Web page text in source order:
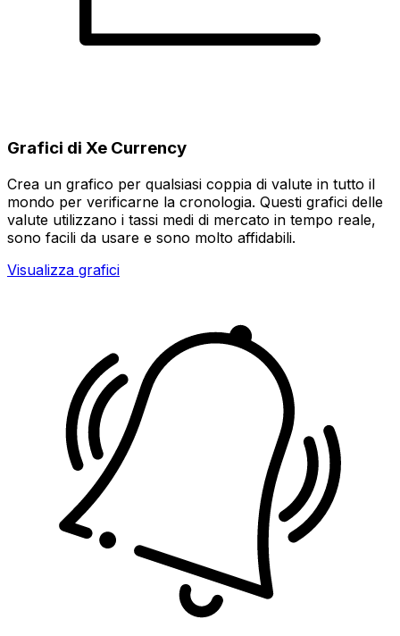
Grafici di Xe Currency
Crea un grafico per qualsiasi coppia di valute in tutto il
mondo per verificarne la cronologia. Questi grafici delle
valute utilizzano i tassi medi di mercato in tempo reale,
sono facili da usare e sono molto affidabili.
Visualizza grafici